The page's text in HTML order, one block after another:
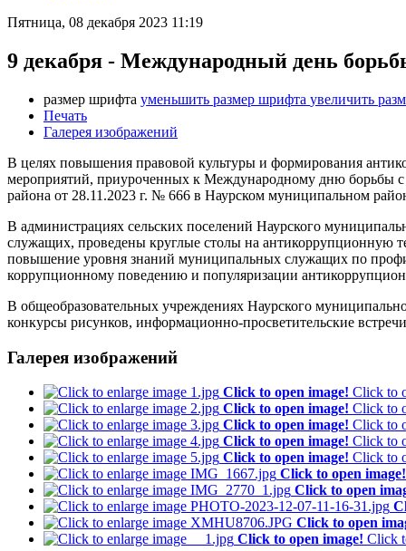
Пятница, 08 декабря 2023 11:19
9 декабря - Международный день
размер шрифта уменьшить размер шрифта увеличить
Печать
Галерея изображений
В целях повышения правовой культуры и формирования
мероприятий, приуроченных к Международному дню борьбы
района от 28.11.2023 г. № 666 в Наурском муниципальном
В администрациях сельских поселений Наурского
служащих, проведены круглые столы на антикоррупционную
повышение уровня знаний муниципальных служащих по
коррупционному поведению и популяризации
В общеобразовательных учреждениях Наурского
конкурсы рисунков, информационно-просветительские
Галерея изображений
Click to open image! Click to
Click to open image! Click to
Click to open image! Click to
Click to open image! Click to
Click to open image! Click to
Click to open image!
Click to open
Click to open
Click to open image! Click